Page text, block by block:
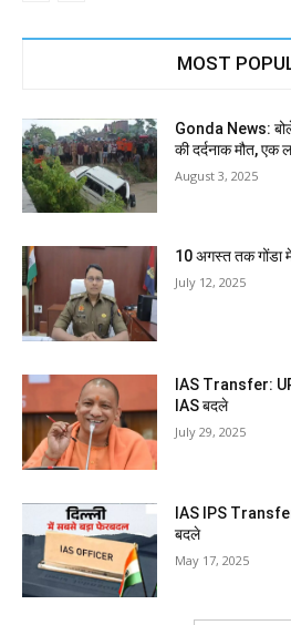
MOST
Gonda News:
की दर्दनाक मौत, एक
August 3, 2025
10 अगस्त तक
July 12, 2025
IAS Transfer:
IAS बदले
July 29, 2025
IAS IPS
बदले
May 17, 2025